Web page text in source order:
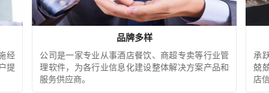
经
提
品牌多样
公司是一家专业从事酒店餐饮、商超专卖等行业管
理软件，为各行业信息化建设整体解决方案产品和
服务供应商。
承
兢
店